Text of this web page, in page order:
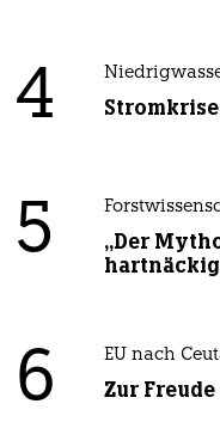
4
5
„Der
6 EU nach
Zur